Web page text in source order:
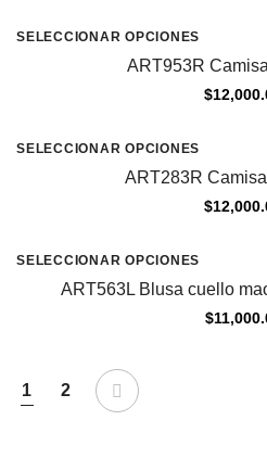
SELECCIONAR OPCIONES
ART953R
$
SELECCIONAR OPCIONES
ART283R
$
SELECCIONAR OPCIONES
ART563L Blusa cuello
$
1 2